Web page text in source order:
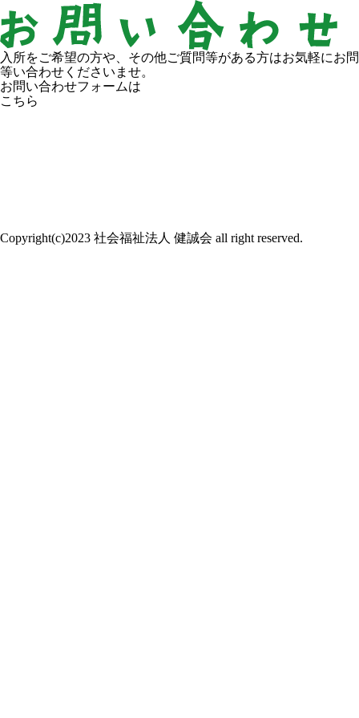
入所をご希望の方や、その他ご質問等がある方はお気軽にお問
等い合わせくださいませ。
お問い合わせフォームは
こちら
Copyright(c)2023 社会福祉法人 健誠会 all right reserved.